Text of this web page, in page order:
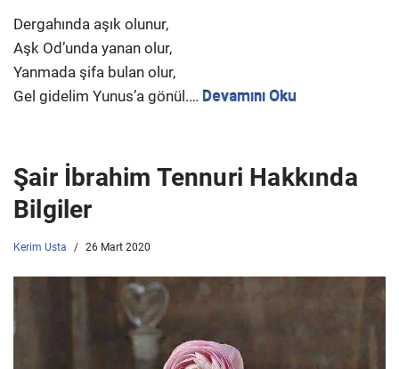
Dergahında aşık olunur,
Aşk Od’unda yanan olur,
Yanmada şifa bulan olur,
Gel gidelim Yunus’a gönül.… Devamını Oku
Şair İbrahim Tennuri Hakkında
Bilgiler
Kerim Usta 26 Mart 2020